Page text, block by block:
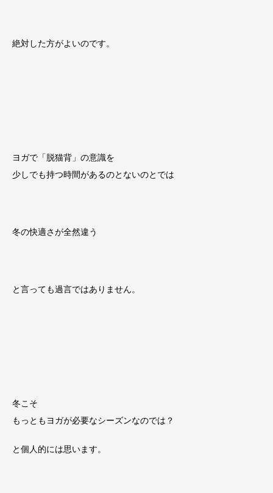
絶対した方がよいのです。
ヨガで「脱猫背」の意識を
少しでも持つ時間があるのとないのとでは
冬の快適さが全然違う
と言っても過言ではありません。
冬こそ
もっともヨガが必要なシーズンなのでは？
と個人的には思います。